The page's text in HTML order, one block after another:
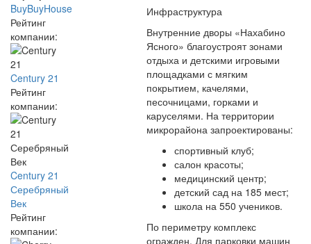
BuyBuyHouse
Рейтинг
компании:
Century 21
Рейтинг
компании:
Century 21
Серебряный
Век
Рейтинг
компании:
Инфраструктура
Внутренние дворы «Нахабино
Ясного» благоустроят зонами
отдыха и детскими игровыми
площадками с мягким
покрытием, качелями,
песочницами, горками и
каруселями. На территории
микрорайона запроектированы:
спортивный клуб;
салон красоты;
медицинский центр;
детский сад на 185 мест;
школа на 550 учеников.
По периметру комплекс
огражден. Для парковки машин